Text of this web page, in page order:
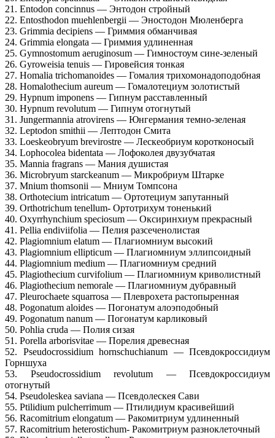
21. Entodon concinnus — Энтодон стройный
22. Entosthodon muehlenbergii — Эностодон Мюленберга
23. Grimmia decipiens — Гриммия обманчивая
24. Grimmia elongata — Гриммия удлиненная
25. Gymnostomum aeruginosum — Гимностоум сине-зеленый
26. Gyroweisia tenuis — Гировейсия тонкая
27. Homalia trichomanoides — Гомалия трихомонадоподобная
28. Homalothecium aureum — Гомалотециум золотистый
29. Hypnum imponens — Гипнум расставленный
30. Hypnum revolutum — Гипнум отогнутый
31. Jungermannia atrovirens — Юнгермания темно-зеленая
32. Leptodon smithii — Лептодон Смита
33. Loeskeobryum brevirostre — Лескеобриум коротконосый
34. Lophocolea bidentata — Лофоколея двузубчатая
35. Mannia fragrans — Мания душистая
36. Microbryum starckeanum — Микробриум Штарке
37. Mnium thomsonii — Мниум Томпсона
38. Orthotecium intricatum — Ортотециум запутанный
39. Orthotrichum tenellum- Ортотрихум тоненький
40. Oxyrrhynchium speciosum — Оксиринхиум прекрасный
41. Pellia endiviifolia — Пелия разсеченолистая
42. Plagiomnium elatum — Плагиомниум высокий
43. Plagiomnium ellipticum — Плагиомниум эллипсоидный
44. Plagiomnium medium — Плагиомниум средний
45. Plagiothecium curvifolium — Плагиомниум криволистный
46. Plagiothecium nemorale — Плагиомниум дубравный
47. Pleurochaete squarrosa — Плеврохета растопыренная
48. Pogonatum aloides — Погонатум алоэподобный
49. Pogonatum nanum — Погонатум карликовый
50. Pohlia cruda — Полия сизая
51. Porella arborisvitae — Порелия древесная
52. Pseudocrossidium hornschuchianum — Псевдокроссидиум
Горншуха
53. Pseudocrossidium revolutum — Псевдокроссидиум
отогнутый
54. Pseudoleskea saviana — Псевдолескея Сави
55. Ptilidium pulcherrimum — Птилидиум красивейший
56. Racomitrium elongatum — Ракомитриум удлиненный
57. Racomitrium heterostichum- Ракомитриум разноклеточный